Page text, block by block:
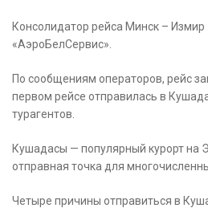
Консолидатор рейса Минск – Измир
«АэроБелСервис».
По сообщениям операторов, рейс
первом рейсе отправилась в
турагентов.
Кушадасы — популярный курорт на
отправная точка для
Четыре причины отправиться в